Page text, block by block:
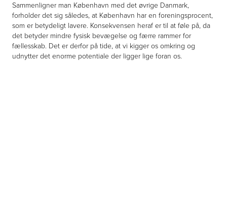
Sammenligner man København med det øvrige Danmark,
forholder det sig således, at København har en foreningsprocent,
som er betydeligt lavere. Konsekvensen heraf er til at føle på, da
det betyder mindre fysisk bevægelse og færre rammer for
fællesskab. Det er derfor på tide, at vi kigger os omkring og
udnytter det enorme potentiale der ligger lige foran os.